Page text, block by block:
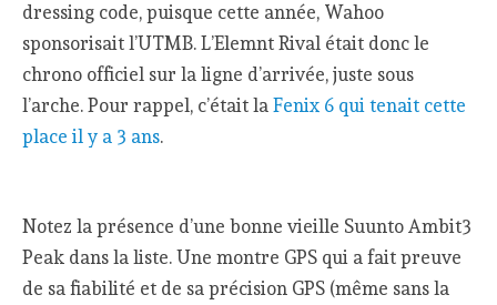
dressing code, puisque cette année, Wahoo
sponsorisait l’UTMB. L’Elemnt Rival était donc le
chrono officiel sur la ligne d’arrivée, juste sous
l’arche. Pour rappel, c’était laFenix 6 qui tenait cette
place il y a 3 ans.
Notez la présence d’une bonne vieille Suunto Ambit3
Peak dans la liste. Une montre GPS qui a fait preuve
de sa fiabilité et de sa précision GPS (même sans la